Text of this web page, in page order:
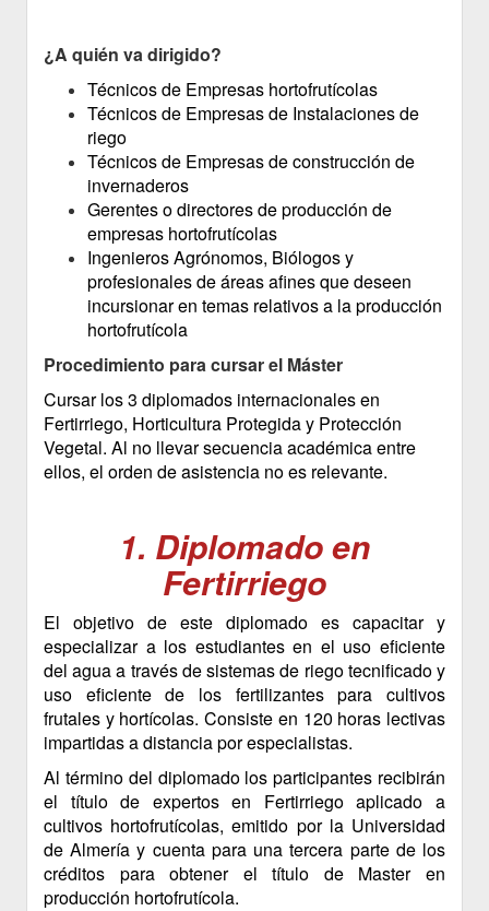
¿A quién va dirigido?
Técnicos de Empresas hortofrutícolas
Técnicos de Empresas de Instalaciones de
riego
Técnicos de Empresas de construcción de
invernaderos
Gerentes o directores de producción de
empresas hortofrutícolas
Ingenieros Agrónomos, Biólogos y
profesionales de áreas afines que deseen
incursionar en temas relativos a la producción
hortofrutícola
Procedimiento para cursar el Máster
Cursar los 3 diplomados internacionales en
Fertirriego, Horticultura Protegida y Protección
Vegetal. Al no llevar secuencia académica entre
ellos, el orden de asistencia no es relevante.
1. Diplomado en
Fertirriego
El objetivo de este diplomado es capacitar y
especializar a los estudiantes en el uso eficiente
del agua a través de sistemas de riego tecnificado y
uso eficiente de los fertilizantes para cultivos
frutales y hortícolas. Consiste en 120 horas lectivas
impartidas a distancia por especialistas.
Al término del diplomado los participantes recibirán
el título de expertos en Fertirriego aplicado a
cultivos hortofrutícolas, emitido por la Universidad
de Almería y cuenta para una tercera parte de los
créditos para obtener el título de Master en
producción hortofrutícola.